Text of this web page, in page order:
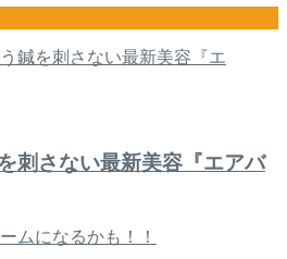
刺さない最新美容『エアバ